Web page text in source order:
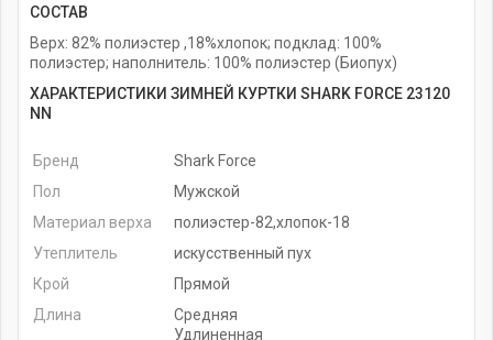
СОСТАВ
Верх: 82% полиэстер ,18%хлопок; подклад: 100%
полиэстер; наполнитель: 100% полиэстер (Биопух)
ХАРАКТЕРИСТИКИ ЗИМНЕЙ КУРТКИ SHARK FORCE 23120
NN
Бренд
Shark Force
Пол
Мужской
Материал верха
полиэстер-82,хлопок-18
Утеплитель
искусственный пух
Крой
Прямой
Длина
Средняя
Удлиненная